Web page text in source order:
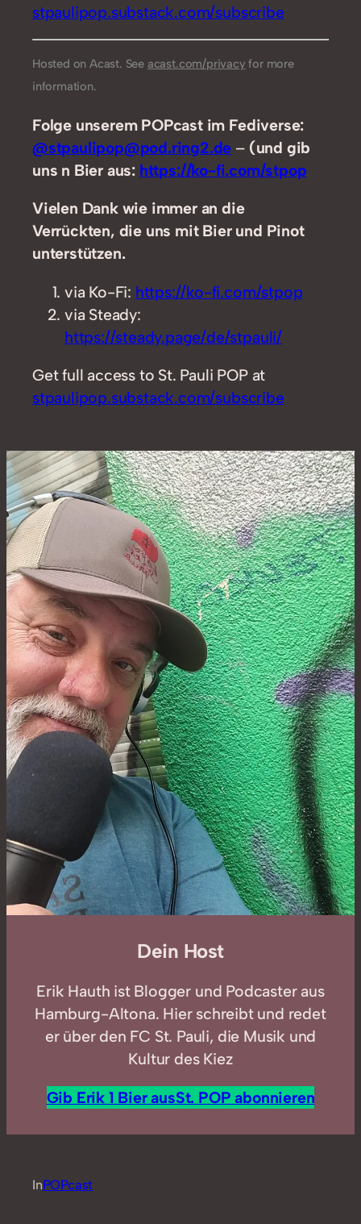
stpaulipop.substack.com/subscribe
Hosted on Acast. See acast.com/privacy for more
information.
Folge unserem POPcast im Fediverse:
@stpaulipop@pod.ring2.de – (und gib
uns n Bier aus: https://ko-fi.com/stpop
Vielen Dank wie immer an die
Verrückten, die uns mit Bier und Pinot
unterstützen.
via Ko-Fi: https://ko-fi.com/stpop
via Steady:
https://steady.page/de/stpauli/
Get full access to St. Pauli POP at
stpaulipop.substack.com/subscribe
Dein Host
Erik Hauth ist Blogger und Podcaster aus
Hamburg-Altona. Hier schreibt und redet
er über den FC St. Pauli, die Musik und
Kultur des Kiez
Gib Erik 1 Bier ausSt. POP abonnieren
InPOPcast